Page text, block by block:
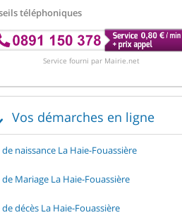
téléphoniques
Service fourni par Mairie.net
Vos démarches en ligne
naissance La Haie-Fouassière
de Mariage La Haie-Fouassière
décès La Haie-Fouassière